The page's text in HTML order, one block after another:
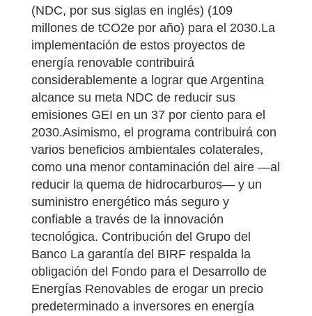
(NDC, por sus siglas en inglés) (109
millones de tCO2e por año) para el 2030.La
implementación de estos proyectos de
energía renovable contribuirá
considerablemente a lograr que Argentina
alcance su meta NDC de reducir sus
emisiones GEI en un 37 por ciento para el
2030.Asimismo, el programa contribuirá con
varios beneficios ambientales colaterales,
como una menor contaminación del aire —al
reducir la quema de hidrocarburos— y un
suministro energético más seguro y
confiable a través de la innovación
tecnológica. Contribución del Grupo del
Banco La garantía del BIRF respalda la
obligación del Fondo para el Desarrollo de
Energías Renovables de erogar un precio
predeterminado a inversores en energía